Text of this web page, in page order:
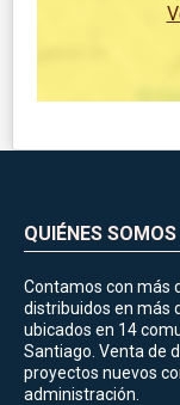
QUIÉNES SOMOS
Contamos con más
distribuidos en más
ubicados en 14
Santiago. Venta de
proyectos nuevos
administración.